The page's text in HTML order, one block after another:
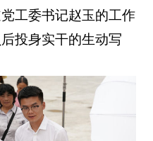
工委书记赵玉的工作
投身实干的生动写